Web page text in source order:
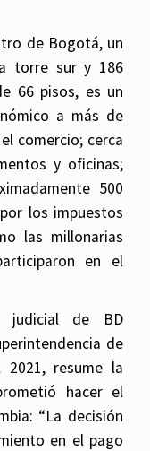
de Bogotá, un
torre sur y 186
66 pisos, es un
a más de
comercio; cerca
y oficinas;
500
los impuestos
las millonarias
en el
judicial de BD
de
resume la
hacer el
“La decisión
en el pago